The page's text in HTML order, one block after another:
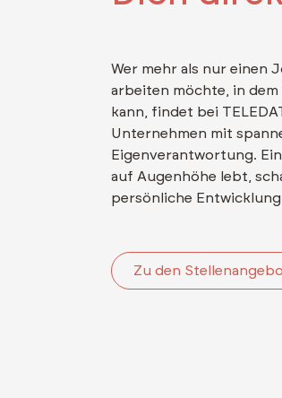
Wer mehr als nur einen
arbeiten möchte, in
kann, findet bei
Unternehmen mit
Eigenverantwortung.
auf Augenhöhe lebt,
persönliche
Zu den